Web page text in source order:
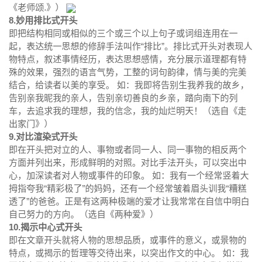
《老师颂.》）
8.妙用排比式开头
即把结构相同或相似的三个或三个以上句子或词组连用在一
起，表达统一思想的修辞手法叫作“排比”。排比式开头对表现人
物特点，叙述事情经历，表达思想感情，充分展示道理都有特
殊的效果，强烈的语言气势，工整的词句韵律，情与美的完美
结合，给读者以美的享受。 如：我即将告别生我养我的故乡，
告别亲我昵我的亲人，告别亲切善良的乡亲，踏向南下的列
车，去追求我的理想，我的信念，我的灿烂明天！（选自《走
出家门》）
9.对比渲染式开头
即在开头把对立的人、事物或者同一人、同一事物的相反两个
方面并列出来，形成鲜明的对照。对比手法开头，可以突出中
心，加深读者对人物或事件的印象。 如：我有一个经常竖着大
拇指夸我“精彩极了”的妈妈，还有一个经常皱着眉头训我“糟糕
透了”的爸爸。正是有这两种极端的爱才让我常常在自信中明白
自己努力的方向。（选自《两种爱》）
10.揭示中心式开头
即在文章开头就将人物的思想品质，或事件的意义，或景物的
特点，或揭示的哲理等交待出来，以突出作文的中心。 如：我